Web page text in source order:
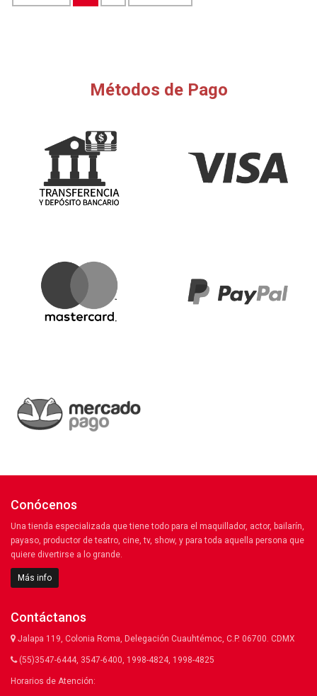
Métodos de Pago
Conócenos
Una tienda especializada que tiene todo para el maquillador, actor, bailarín,
payaso, productor de teatro, cine, tv, show, y para toda aquella persona que
quiere divertirse a lo grande.
Más info
Contáctanos
Jalapa 119, Colonia Roma, Delegación Cuauhtémoc, C.P. 06700. CDMX
(55)3547-6444, 3547-6400, 1998-4824, 1998-4825
Horarios de Atención: